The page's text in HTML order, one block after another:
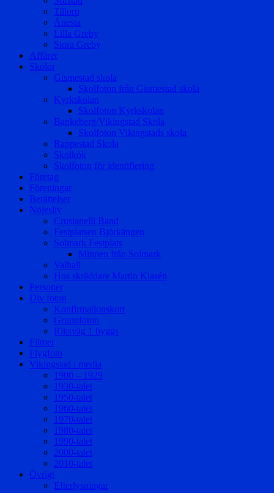
Tillorp
Ånesta
Lilla Greby
Stora Greby
Affärer
Skolor
Gismestad skola
Skolfoton från Gismestad skola
Kyrkskolan
Skolfoton Kyrkskolan
Bankeberg/Vikingstad Skola
Skolfoton Vikingstads skola
Rappestad Skola
Skolkök
Skolfoton för identifiering
Företag
Föreningar
Berättelser
Nöjesliv
Crusianelli Band
Festplatsen Björkängen
Solmark Festplats
Minnen från Solmark
Valhall
Hos skräddare Martin Klasén
Personer
Div foton
Konfirmationskort
Gruppfoton
Riksväg 1 byggs
Filmer
Flygfoto
Vikingstad i media
1900 – 1929
1930-talet
1950-talet
1960-talet
1970-talet
1980-talet
1990-talet
2000-talet
2010-talet
Övrigt
Efterlysningar